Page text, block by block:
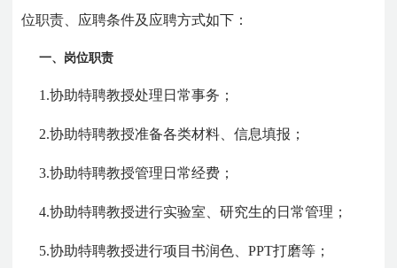
位职责、应聘条件及应聘方式如下：
一、岗位职责
1.协助特聘教授处理日常事务；
2.协助特聘教授准备各类材料、信息填报；
3.协助特聘教授管理日常经费；
4.协助特聘教授进行实验室、研究生的日常管理；
5.协助特聘教授进行项目书润色、PPT打磨等；